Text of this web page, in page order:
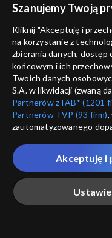
informacje o dostawcy
Szanujemy Twoją
Kliknij "Akceptuję i
na korzystanie z
zbierania danych, dostęp
końcowym i ich
Twoich danych
S.A. w likwidacji (zwaną
Partnerów z IAB* (1201
Partnerów TVP (93 firm),
zautomatyzowanego
które wskazujemy
przez nas identyfikatora
Twoje dane osobowe
Ciebie naszych
„Portalem”, w tym
Akceptuję i